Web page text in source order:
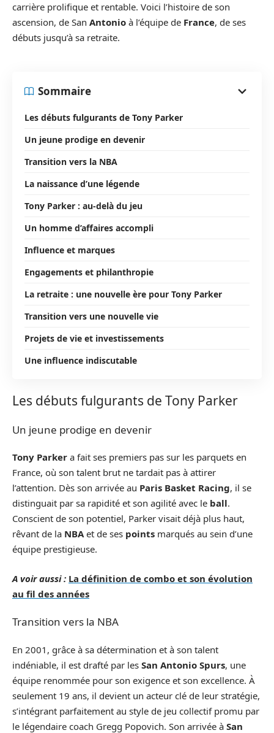
carrière prolifique et rentable. Voici l’histoire de son
ascension, de San Antonio à l’équipe de France, de ses
débuts jusqu’à sa retraite.
Sommaire
Les débuts fulgurants de Tony Parker
Un jeune prodige en devenir
Transition vers la NBA
La naissance d’une légende
Tony Parker : au-delà du jeu
Un homme d’affaires accompli
Influence et marques
Engagements et philanthropie
La retraite : une nouvelle ère pour Tony Parker
Transition vers une nouvelle vie
Projets de vie et investissements
Une influence indiscutable
Les débuts fulgurants de Tony Parker
Un jeune prodige en devenir
Tony Parker a fait ses premiers pas sur les parquets en
France, où son talent brut ne tardait pas à attirer
l’attention. Dès son arrivée au Paris Basket Racing, il se
distinguait par sa rapidité et son agilité avec le ball.
Conscient de son potentiel, Parker visait déjà plus haut,
rêvant de la NBAet de ses points marqués au sein d’une
équipe prestigieuse.
A voir aussi : La définition de combo et son évolution
au fil des années
Transition vers la NBA
En 2001, grâce à sa détermination et à son talent
indéniable, il est drafté par les San Antonio Spurs, une
équipe renommée pour son exigence et son excellence. À
seulement 19 ans, il devient un acteur clé de leur stratégie,
s’intégrant parfaitement au style de jeu collectif promu par
le légendaire coach Gregg Popovich. Son arrivée à San